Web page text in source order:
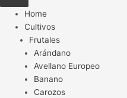
Home
Cultivos
Frutales
Arándano
Avellano Europeo
Banano
Carozos